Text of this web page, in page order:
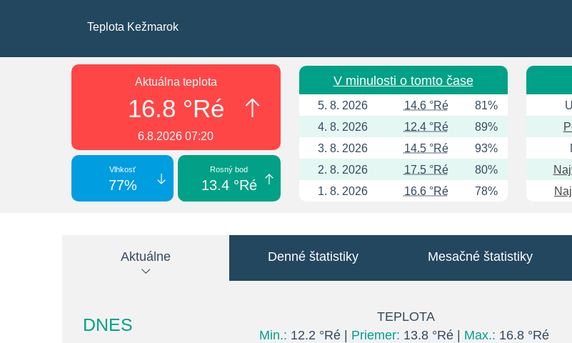
Teplota Kežmarok
Aktuálna teplota
16.8 °Ré
6.8.2026 07:20
Vlhkosť
77%
Rosný bod
13.4 °Ré
V minulosti o tomto čase
5. 8. 2026 14.6 °Ré
81%
4. 8. 2026
12.4 °Ré
89%
3. 8. 2026
14.5 °Ré
93%
2. 8. 2026
17.5 °Ré
80%
1. 8. 2026
16.6 °Ré 78%
Aktuálne Denné štatistiky Mesačné štatistiky
DNES
TEPLOTA
Min.: 12.2 °Ré | Priemer: 13.8 °Ré | Max.: 16.8 °Ré